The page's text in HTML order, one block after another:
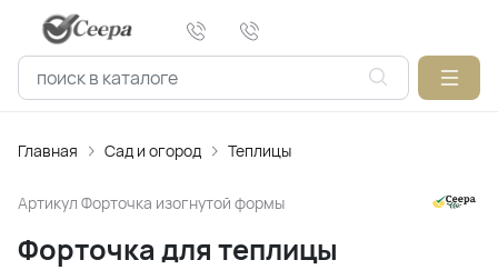
Главная Сад и огород Теплицы
Артикул Форточка изогнутой формы
Форточка для теплицы